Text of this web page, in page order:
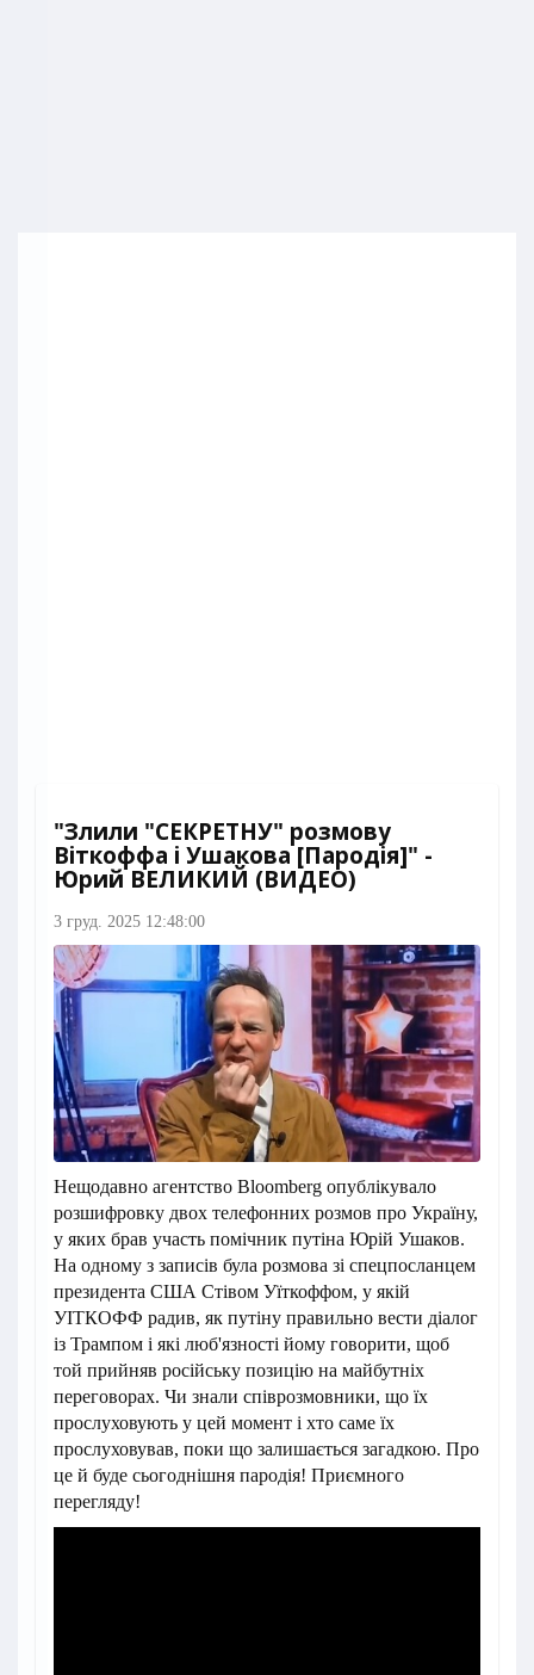
"Злили "СЕКРЕТНУ" розмову
Віткоффа і Ушакова [Пародія]" -
Юрий ВЕЛИКИЙ (ВИДЕО)
3 груд. 2025 12:48:00
Нещодавно агентство Bloomberg опублікувало
розшифровку двох телефонних розмов про Україну,
у яких брав участь помічник путіна Юрій Ушаков.
На одному з записів була розмова зі спецпосланцем
президента США Стівом Уїткоффом, у якій
УІТКОФФ радив, як путіну правильно вести діалог
із Трампом і які люб'язності йому говорити, щоб
той прийняв російську позицію на майбутніх
переговорах. Чи знали співрозмовники, що їх
прослуховують у цей момент і хто саме їх
прослуховував, поки що залишається загадкою. Про
це й буде сьогоднішня пародія! Приємного
перегляду!